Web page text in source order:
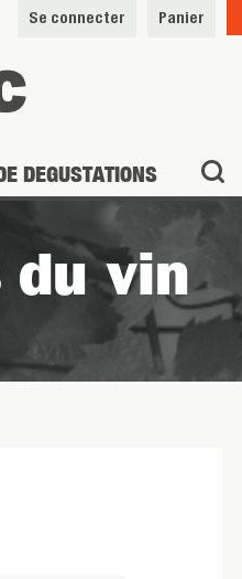
Panier
Se connecter
DEGUSTATIONS
vin